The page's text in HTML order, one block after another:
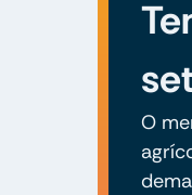
O